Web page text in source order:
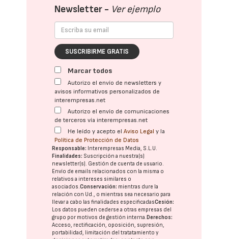
Newsletter - Ver ejemplo
SUSCRIBIRME GRATIS
Marcar todos
Autorizo el envío de newsletters y
avisos informativos personalizados de
interempresas.net
Autorizo el envío de comunicaciones
de terceros vía interempresas.net
He leído y acepto elAviso Legal y la
Política de Protección de Datos
Responsable: Interempresas Media, S.L.U.
Finalidades: Suscripción a nuestra(s)
newsletter(s). Gestión de cuenta de usuario.
Envío de emails relacionados con la misma o
relativos a intereses similares o
asociados.Conservación: mientras dure la
relación con Ud., o mientras sea necesario para
llevar a cabo las finalidades especificadasCesión:
Los datos pueden cederse a otras empresas del
grupo por motivos de gestión interna.Derechos:
Acceso, rectificación, oposición, supresión,
portabilidad, limitación del tratatamiento y